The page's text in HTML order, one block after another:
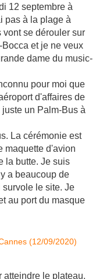
12 septembre à
pas à la plage à
se dérouler sur
et je ne veux
dame du music-
pour moi que
d'affaires de
un Palm-Bus à
La cérémonie est
maquette d'avion
la butte. Je suis
a beaucoup de
le site. Je
au port du masque
atteindre le plateau.